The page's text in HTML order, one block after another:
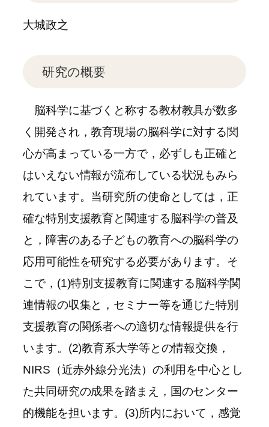
大城政之
研究の概要
脳科学に基づくと称する教材教具が数多
く開発され，教育現場の脳科学に対する関
心が高まっている一方で，必ずしも正確と
はいえない情報が流布している状況もみら
れています。当研究所の使命としては，正
確な特別支援教育と関連する脳科学の普及
と，障害のある子どもの教育への脳科学の
応用可能性を研究する必要があります。そ
こで，(1)特別支援教育に関連する脳科学関
連情報の収集と，セミナー等を通じた特別
支援教育の関係者への適切な情報提供を行
います。(2)教育系大学等との情報交換，
NIRS（近赤外線分光法）の利用を中心とし
た共同研究の成果を踏まえ，国のセンター
的機能を担います。(3)所内において，感覚